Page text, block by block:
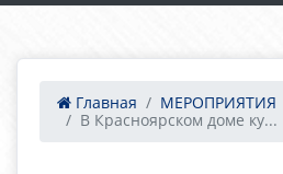
Главная МЕРОПРИЯТИЯ
В Красноярском доме ку...